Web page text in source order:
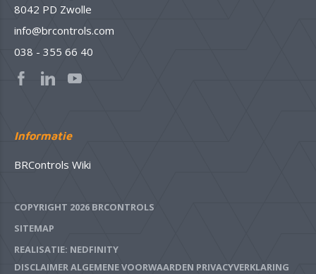
8042 PD Zwolle
info@brcontrols.com
038 - 355 66 40
Informatie
BRControls Wiki
COPYRIGHT 2026 BRCONTROLS
SITEMAP
REALISATIE: NEDFINITY
DISCLAIMER ALGEMENE VOORWAARDEN PRIVACYVERKLARING